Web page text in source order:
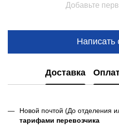
Добавьте
Написать
Доставка
Новой почтой (До отделения
тарифами перевозчика